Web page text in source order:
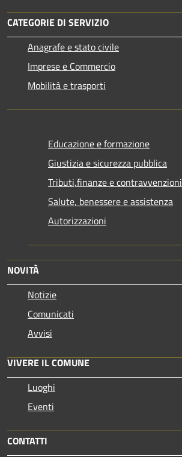
CATEGORIE DI SERVIZIO
Anagrafe e stato civile
Imprese e Commercio
Mobilità e trasporti
Educazione e formazione
Giustizia e sicurezza pubblica
Tributi,finanze e contravvenzioni
Salute, benessere e assistenza
Autorizzazioni
NOVITÀ
Notizie
Comunicati
Avvisi
VIVERE IL COMUNE
Luoghi
Eventi
CONTATTI